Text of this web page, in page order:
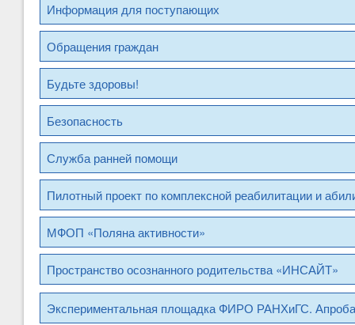
Информация для поступающих
Обращения граждан
Будьте здоровы!
Безопасность
Служба ранней помощи
Пилотный проект по комплексной реабилитации и
МФОП «Поляна активности»
Пространство осознанного родительства «ИНСАЙТ»
Экспериментальная площадка ФИРО РАНХиГС.